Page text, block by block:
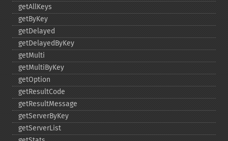
getAllKeys
getByKey
getDelayed
getDelayedByKey
getMulti
getMultiByKey
getOption
getResultCode
getResultMessage
getServerByKey
getServerList